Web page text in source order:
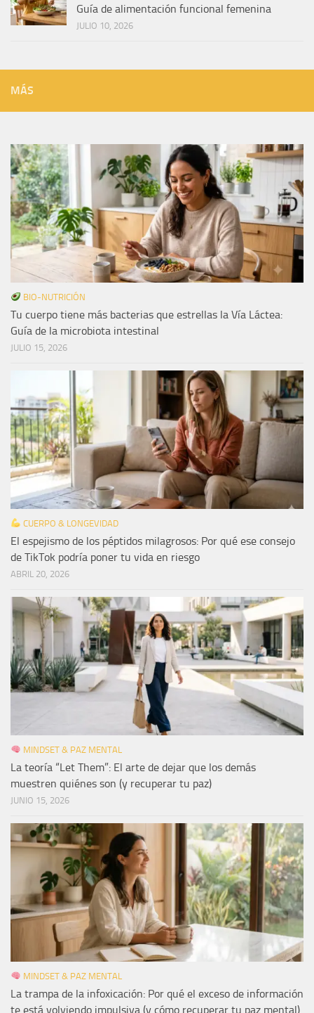
Guía de alimentación funcional femenina
JULIO 10, 2026
MÁS
BIO-NUTRICIÓN
Tu cuerpo tiene más bacterias que estrellas la Vía Láctea:
Guía de la microbiota intestinal
JULIO 15, 2026
CUERPO & LONGEVIDAD
El espejismo de los péptidos milagrosos: Por qué ese consejo
de TikTok podría poner tu vida en riesgo
ABRIL 20, 2026
MINDSET & PAZ MENTAL
La teoría “Let Them”: El arte de dejar que los demás
muestren quiénes son (y recuperar tu paz)
JUNIO 15, 2026
MINDSET & PAZ MENTAL
La trampa de la infoxicación: Por qué el exceso de información
te está volviendo impulsiva (y cómo recuperar tu paz mental)